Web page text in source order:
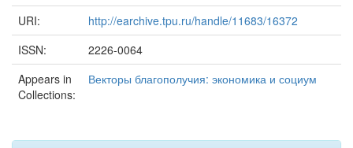
URI:
http://earchive.tpu.ru/handle/11683/16372
ISSN:
2226-0064
Appears in
Collections:
Векторы благополучия: экономика и социум